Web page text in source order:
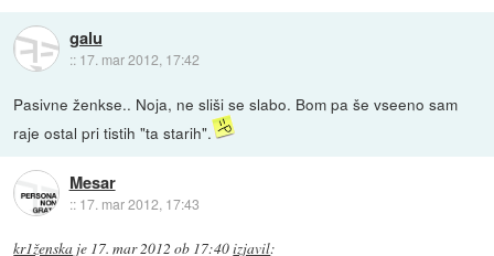
galu
:: 17. mar 2012, 17:42
Pasivne ženkse.. Noja, ne sliši se slabo. Bom pa še vseeno sam
raje ostal pri tistih "ta starih".
Mesar
:: 17. mar 2012, 17:43
kr1ženska je 17. mar 2012 ob 17:40izjavil: